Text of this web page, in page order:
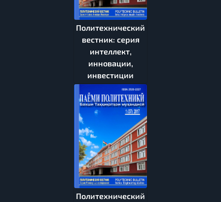
Политехнический
вестник: серия
интеллект,
инновации,
инвестиции
Политехнический